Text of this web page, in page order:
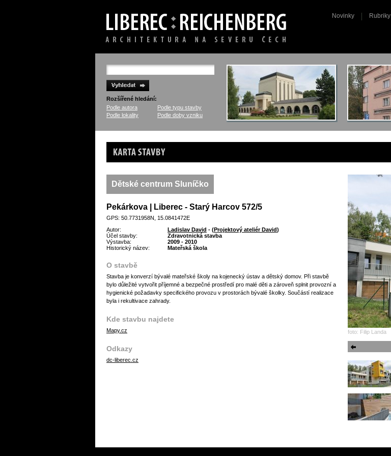
Novinky Rubriky
Rozšířené hledání:
Podle autora
Podle typu stavby
Podle lokality
Podle doby vzniku
Karta stavby
Dětské centrum Sluníčko
Pekárkova | Liberec - Starý Harcov 572/5
GPS: 50.7731958N, 15.0841472E
Autor:
Ladislav David - (Projektový ateliér David)
Účel stavby:
Zdravotnická stavba
Výstavba:
2009 - 2010
Historický název:
Mateřská škola
O stavbě
Stavba je konverzí bývalé mateřské školy na kojenecký ústav a dětský domov. Při stavbě
bylo důležité vytvořit příjemné a bezpečné prostředí pro malé děti a zároveň splnit provozní a
hygienické požadavky specifického provozu v prostorách bývalé školky. Součástí realizace
byla i rekultivace zahrady.
Kde stavbu najdete
Mapy.cz
Odkazy
dc-liberec.cz
foto: Filip Landa